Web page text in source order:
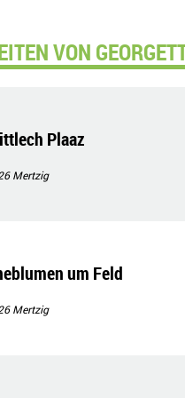
VON
Plaaz
Mertzig
um Feld
Mertzig